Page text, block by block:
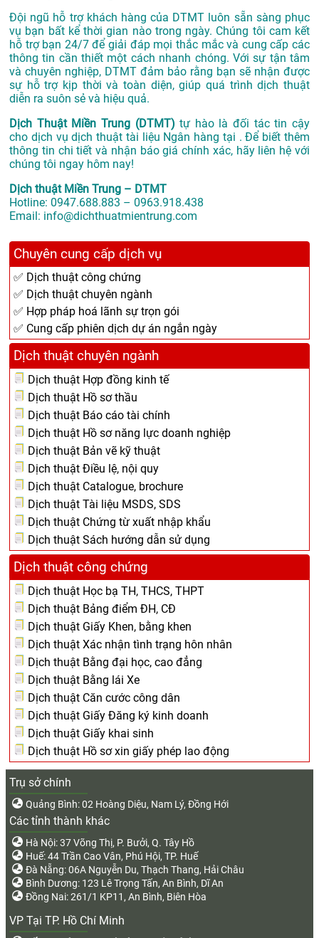
Đội ngũ hỗ trợ khách hàng của DTMT luôn sẵn sàng phục
vụ bạn bất kể thời gian nào trong ngày. Chúng tôi cam kết
hỗ trợ bạn 24/7 để giải đáp mọi thắc mắc và cung cấp các
thông tin cần thiết một cách nhanh chóng. Với sự tận tâm
và chuyên nghiệp, DTMT đảm bảo rằng bạn sẽ nhận được
sự hỗ trợ kịp thời và toàn diện, giúp quá trình dịch thuật
diễn ra suôn sẻ và hiệu quả.
Dịch Thuật Miền Trung (DTMT) tự hào là đối tác tin cậy
cho dịch vụ dịch thuật tài liệu Ngân hàng tại . Để biết thêm
thông tin chi tiết và nhận báo giá chính xác, hãy liên hệ với
chúng tôi ngay hôm nay!
Dịch thuật Miền Trung – DTMT
Hotline: 0947.688.883 – 0963.918.438
Email: info@dichthuatmientrung.com
Chuyên cung cấp dịch vụ
✅ Dịch thuật công chứng
✅ Dịch thuật chuyên ngành
✅ Hợp pháp hoá lãnh sự trọn gói
✅ Cung cấp phiên dịch dự án ngắn ngày
Dịch thuật chuyên ngành
Dịch thuật Hợp đồng kinh tế
Dịch thuật Hồ sơ thầu
Dịch thuật Báo cáo tài chính
Dịch thuật Hồ sơ năng lực doanh nghiệp
Dịch thuật Bản vẽ kỹ thuật
Dịch thuật Điều lệ, nội quy
Dịch thuật Catalogue, brochure
Dịch thuật Tài liệu MSDS, SDS
Dịch thuật Chứng từ xuất nhập khẩu
Dịch thuật Sách hướng dẫn sử dụng
Dịch thuật công chứng
Dịch thuật Học bạ TH, THCS, THPT
Dịch thuật Bảng điểm ĐH, CĐ
Dịch thuật Giấy Khen, bằng khen
Dịch thuật Xác nhận tình trạng hôn nhân
Dịch thuật Bằng đại học, cao đẳng
Dịch thuật Bằng lái Xe
Dịch thuật Căn cước công dân
Dịch thuật Giấy Đăng ký kinh doanh
Dịch thuật Giấy khai sinh
Dịch thuật Hồ sơ xin giấy phép lao động
Trụ sở chính
Quảng Bình: 02 Hoàng Diệu, Nam Lý, Đồng Hới
Các tỉnh thành khác
Hà Nội: 37 Võng Thị, P. Bưởi, Q. Tây Hồ
Huế: 44 Trần Cao Vân, Phú Hội, TP. Huế
Đà Nẵng: 06A Nguyễn Du, Thạch Thang, Hải Châu
Bình Dương: 123 Lê Trọng Tấn, An Bình, Dĩ An
Đồng Nai: 261/1 KP11, An Bình, Biên Hòa
VP Tại TP. Hồ Chí Minh